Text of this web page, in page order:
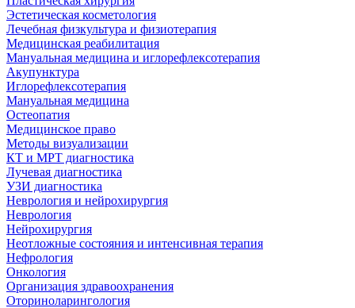
Эстетическая косметология
Лечебная физкультура и физиотерапия
Медицинская реабилитация
Мануальная медицина и иглорефлексотерапия
Акупунктура
Иглорефлексотерапия
Мануальная медицина
Остеопатия
Медицинское право
Методы визуализации
КТ и МРТ диагностика
Лучевая диагностика
УЗИ диагностика
Неврология и нейрохирургия
Неврология
Нейрохирургия
Неотложные состояния и интенсивная терапия
Нефрология
Онкология
Организация здравоохранения
Оториноларингология